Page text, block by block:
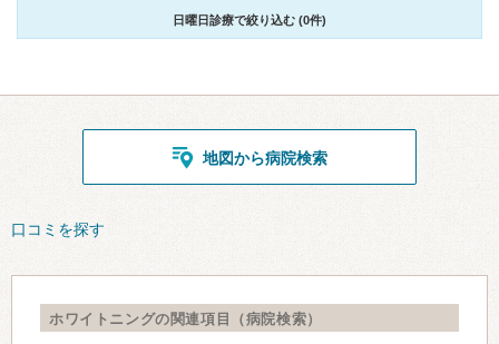
日曜日診療で絞り込む (0件)
地図から病院検索
口コミを探す
ホワイトニングの関連項目（病院検索）